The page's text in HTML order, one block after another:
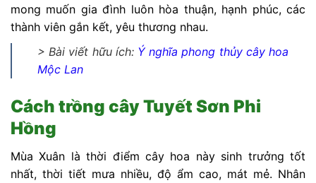
mong muốn gia đình luôn hòa thuận, hạnh phúc, các
thành viên gắn kết, yêu thương nhau.
> Bài viết hữu ích: Ý nghĩa phong thủy cây hoa
Mộc Lan
Cách trồng cây Tuyết Sơn Phi
Hồng
Mùa Xuân là thời điểm cây hoa này sinh trưởng tốt
nhất, thời tiết mưa nhiều, độ ẩm cao, mát mẻ. Nhân